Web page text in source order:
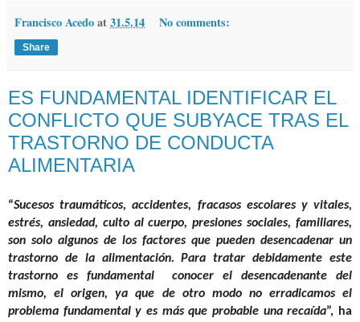
Francisco Acedoat31.5.14 No comments:
Share
ES FUNDAMENTAL IDENTIFICAR EL
CONFLICTO QUE SUBYACE TRAS EL
TRASTORNO DE CONDUCTA
ALIMENTARIA
“Sucesos traumáticos, accidentes, fracasos escolares y vitales,
estrés, ansiedad, culto al cuerpo, presiones sociales, familiares,
son solo algunos de los factores que pueden desencadenar un
trastorno de la alimentación. Para tratar debidamente este
trastorno es fundamental conocer el desencadenante del
mismo, el origen, ya que de otro modo no erradicamos el
problema fundamental y es más que probable una recaída”, ha